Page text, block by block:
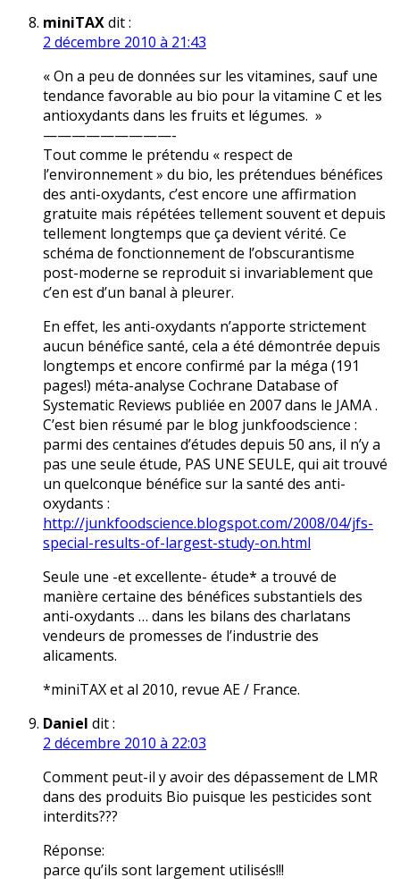
miniTAXdit :
2 décembre 2010 à 21:43
« On a peu de données sur les vitamines, sauf une
tendance favorable au bio pour la vitamine C et les
antioxydants dans les fruits et légumes. »
—————————-
Tout comme le prétendu « respect de
l’environnement » du bio, les prétendues bénéfices
des anti-oxydants, c’est encore une affirmation
gratuite mais répétées tellement souvent et depuis
tellement longtemps que ça devient vérité. Ce
schéma de fonctionnement de l’obscurantisme
post-moderne se reproduit si invariablement que
c’en est d’un banal à pleurer.
En effet, les anti-oxydants n’apporte strictement
aucun bénéfice santé, cela a été démontrée depuis
longtemps et encore confirmé par la méga (191
pages!) méta-analyse Cochrane Database of
Systematic Reviews publiée en 2007 dans le JAMA .
C’est bien résumé par le blog junkfoodscience :
parmi des centaines d’études depuis 50 ans, il n’y a
pas une seule étude, PAS UNE SEULE, qui ait trouvé
un quelconque bénéfice sur la santé des anti-
oxydants :
http://junkfoodscience.blogspot.com/2008/04/jfs-
special-results-of-largest-study-on.html
Seule une -et excellente- étude* a trouvé de
manière certaine des bénéfices substantiels des
anti-oxydants … dans les bilans des charlatans
vendeurs de promesses de l’industrie des
alicaments.
*miniTAX et al 2010, revue AE / France.
Daniel dit :
2 décembre 2010 à 22:03
Comment peut-il y avoir des dépassement de LMR
dans des produits Bio puisque les pesticides sont
interdits???
Réponse:
parce qu’ils sont largement utilisés!!!